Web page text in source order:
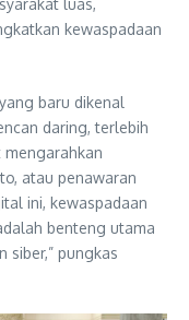
kewaspadaan
baru dikenal
daring, terlebih
atau penawaran
ini, kewaspadaan
benteng utama
siber,” pungkas